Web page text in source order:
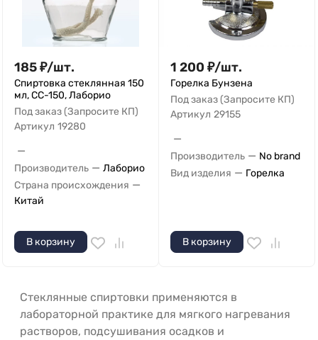
185₽/шт.
Спиртовка стеклянная 150
мл, СС-150, Лаборио
Под заказ (Запросите КП)
Артикул 19280
—
Производитель — Лаборио
Страна происхождения —
Китай
В корзину
1 200 ₽/шт.
Горелка Бунзена
Под заказ (Запросите КП)
Артикул 29155
—
Производитель — No brand
Вид изделия — Горелка
В корзину
Стеклянные спиртовки применяются в
лабораторной практике для мягкого нагревания
растворов, подсушивания осадков и